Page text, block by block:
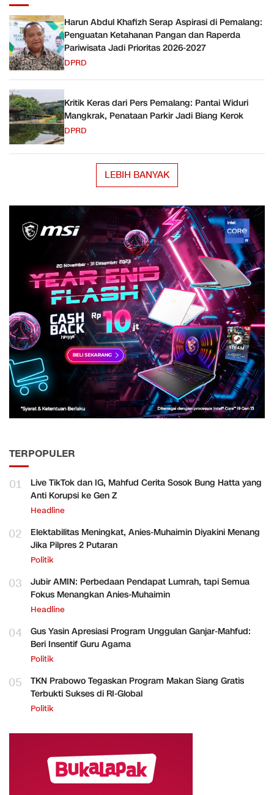
Harun Abdul Khafizh Serap Aspirasi di Pemalang:
Penguatan Ketahanan Pangan dan Raperda
Pariwisata Jadi Prioritas 2026-2027
DPRD
Kritik Keras dari Pers Pemalang: Pantai Widuri
Mangkrak, Penataan Parkir Jadi Biang Kerok
DPRD
LEBIH BANYAK
TERPOPULER
01
Live TikTok dan IG, Mahfud Cerita Sosok Bung Hatta yang
Anti Korupsi ke Gen Z
Headline
02
Elektabilitas Meningkat, Anies-Muhaimin Diyakini Menang
Jika Pilpres 2 Putaran
Politik
03
Jubir AMIN: Perbedaan Pendapat Lumrah, tapi Semua
Fokus Menangkan Anies-Muhaimin
Headline
04
Gus Yasin Apresiasi Program Unggulan Ganjar-Mahfud:
Beri Insentif Guru Agama
Politik
05
TKN Prabowo Tegaskan Program Makan Siang Gratis
Terbukti Sukses di RI-Global
Politik